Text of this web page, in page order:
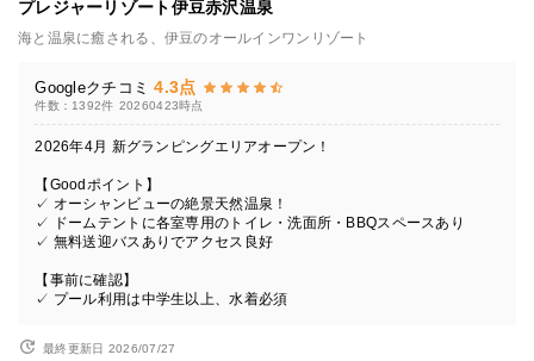
プレジャーリゾート伊豆赤沢温泉
海と温泉に癒される、伊豆のオールインワンリゾート
Googleクチコミ 4.3点
件数：1392件 20260423時点
2026年4月 新グランピングエリアオープン！
【Goodポイント】
✓ オーシャンビューの絶景天然温泉！
✓ ドームテントに各室専用のトイレ・洗面所・BBQスペースあり
✓ 無料送迎バスありでアクセス良好
【事前に確認】
✓ プール利用は中学生以上、水着必須
最終更新日 2026/07/27